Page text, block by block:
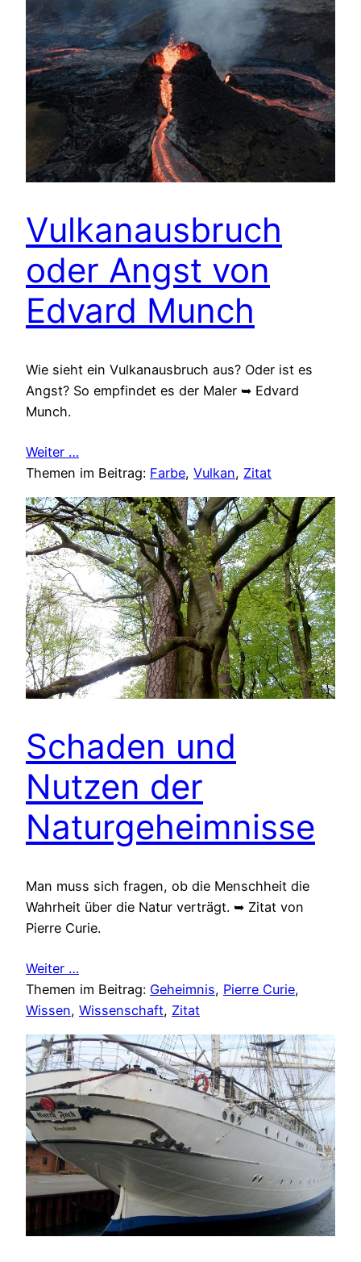
Vulkanausbruch
oder Angst von
Edvard Munch
Wie sieht ein Vulkanausbruch aus? Oder ist es
Angst? So empfindet es der Maler ➥ Edvard
Munch.
Weiter …
Themen im Beitrag: Farbe, Vulkan, Zitat
Schaden und
Nutzen der
Naturgeheimnisse
Man muss sich fragen, ob die Menschheit die
Wahrheit über die Natur verträgt. ➥ Zitat von
Pierre Curie.
Weiter …
Themen im Beitrag: Geheimnis, Pierre Curie
Wissen, Wissenschaft, Zitat